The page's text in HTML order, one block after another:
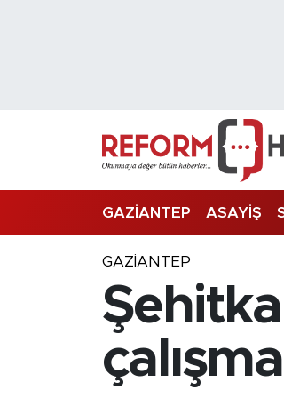
GAZİANTEP ASAYİŞ
GAZIANTEP
Trafik Durumu
Süper Lig Puan Durumu ve
Son Dakika Haberleri